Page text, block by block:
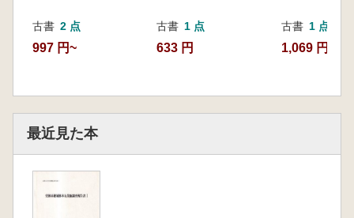
古書 2 点
997 円~
古書 1 点
633 円
古書 1 点
1,069 円
最近見た本